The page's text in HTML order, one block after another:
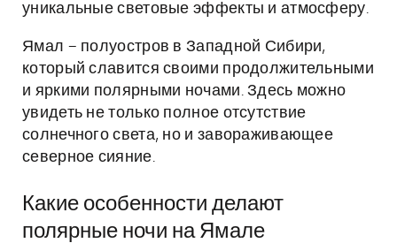
уникальные световые эффекты и атмосферу.
Ямал – полуостров в Западной Сибири,
который славится своими продолжительными
и яркими полярными ночами. Здесь можно
увидеть не только полное отсутствие
солнечного света, но и завораживающее
северное сияние.
Какие особенности делают
полярные ночи на Ямале